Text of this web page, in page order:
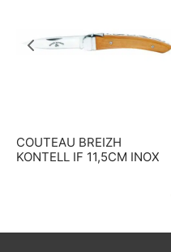
COUTEAU BREIZH
KONTELL IF 11,5CM INOX